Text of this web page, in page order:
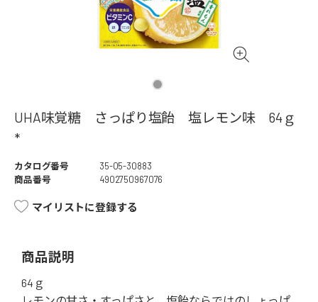
UHA味覚糖 さっぱり塩飴 塩レモン味 64ｇ
*
カタログ番号
35-05-30883
商品番号
4902750967076
マイリストに登録する
商品説明
64ｇ